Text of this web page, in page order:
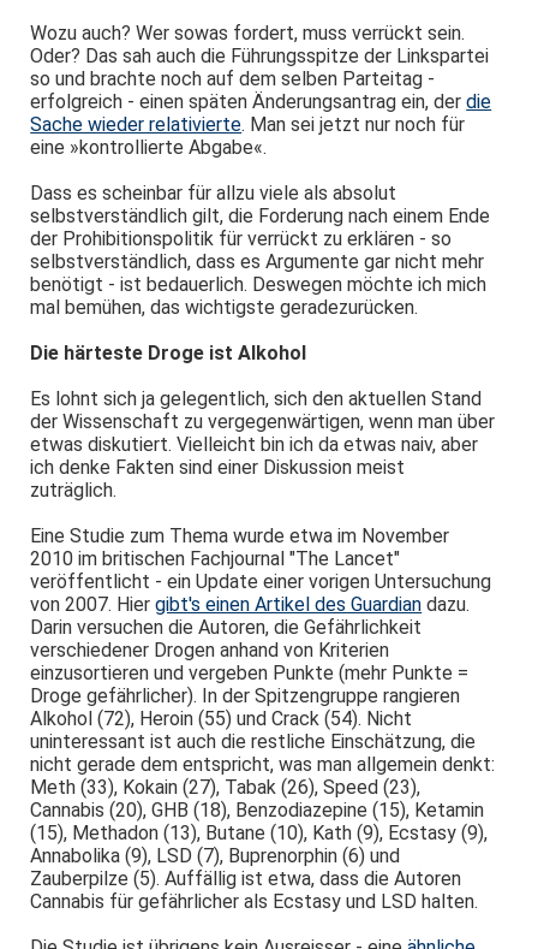
Wozu auch? Wer sowas fordert, muss verrückt sein.
Oder? Das sah auch die Führungsspitze der Linkspartei
so und brachte noch auf dem selben Parteitag -
erfolgreich - einen späten Änderungsantrag ein, derdie
Sache wieder relativierte. Man sei jetzt nur noch für
eine »kontrollierte Abgabe«.
Dass es scheinbar für allzu viele als absolut
selbstverständlich gilt, die Forderung nach einem Ende
der Prohibitionspolitik für verrückt zu erklären - so
selbstverständlich, dass es Argumente gar nicht mehr
benötigt - ist bedauerlich. Deswegen möchte ich mich
mal bemühen, das wichtigste geradezurücken.
Die härteste Droge ist Alkohol
Es lohnt sich ja gelegentlich, sich den aktuellen Stand
der Wissenschaft zu vergegenwärtigen, wenn man über
etwas diskutiert. Vielleicht bin ich da etwas naiv, aber
ich denke Fakten sind einer Diskussion meist
zuträglich.
Eine Studie zum Thema wurde etwa im November
2010 im britischen Fachjournal "The Lancet"
veröffentlicht - ein Update einer vorigen Untersuchung
von 2007. Hiergibt's einen Artikel des Guardian dazu.
Darin versuchen die Autoren, die Gefährlichkeit
verschiedener Drogen anhand von Kriterien
einzusortieren und vergeben Punkte (mehr Punkte =
Droge gefährlicher). In der Spitzengruppe rangieren
Alkohol (72), Heroin (55) und Crack (54). Nicht
uninteressant ist auch die restliche Einschätzung, die
nicht gerade dem entspricht, was man allgemein denkt:
Meth (33), Kokain (27), Tabak (26), Speed (23),
Cannabis (20), GHB (18), Benzodiazepine (15), Ketamin
(15), Methadon (13), Butane (10), Kath (9), Ecstasy (9),
Annabolika (9), LSD (7), Buprenorphin (6) und
Zauberpilze (5). Auffällig ist etwa, dass die Autoren
Cannabis für gefährlicher als Ecstasy und LSD halten.